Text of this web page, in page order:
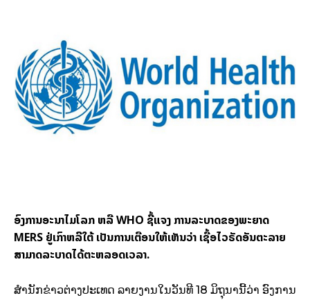
ອົງການອະນາໄມໂລກ ຫລື WHO ຊີ້ແຈງ ການລະບາດຂອງພະຍາດ
MERS ຢູ່ເກົາຫລີໃຕ້ ເປັນການເຕືອນໃຫ້ເຫັນວ່າ ເຊື້ອໄວຣັດອັນຕະລາຍ
ສາມາດລະບາດໄດ້ຕະຫລອດເວລາ.
ສຳນັກຂ່າວຕ່າງປະເທດ ລາຍງານໃນວັນທີ 18 ມິຖຸນານີ້ວ່າ ອົງການ